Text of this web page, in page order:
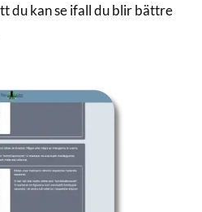
du kan se ifall du blir bättre